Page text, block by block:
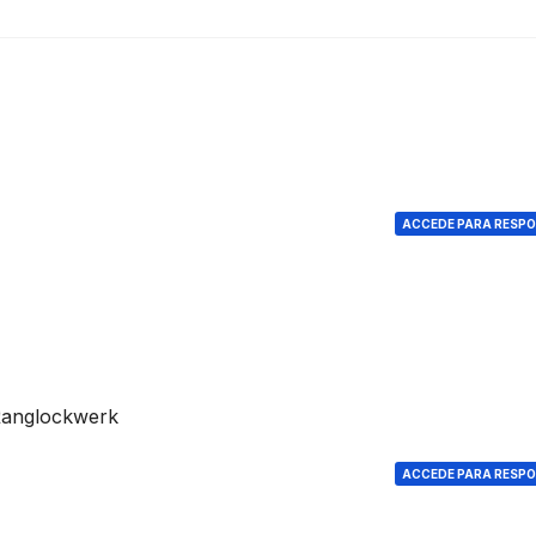
ACCEDE PARA
ACCEDE PARA